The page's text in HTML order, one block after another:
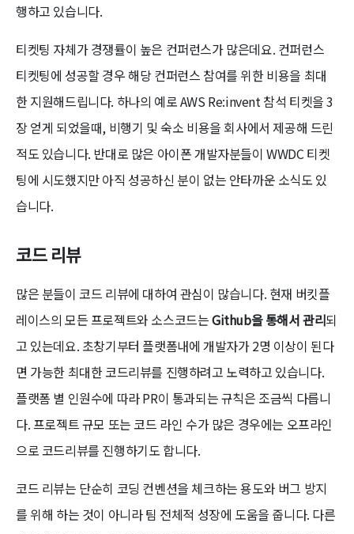
행하고 있습니다.
티켓팅 자체가 경쟁률이 높은 컨퍼런스가 많은데요. 컨퍼런스
티켓팅에 성공할 경우 해당 컨퍼런스 참여를 위한 비용을 최대
한 지원해드립니다. 하나의 예로 AWS Re:invent 참석 티켓을 3
장 얻게 되었을때, 비행기 및 숙소 비용을 회사에서 제공해 드린
적도 있습니다. 반대로 많은 아이폰 개발자분들이 WWDC 티켓
팅에 시도했지만 아직 성공하신 분이 없는 안타까운 소식도 있
습니다.
코드 리뷰
많은 분들이 코드 리뷰에 대하여 관심이 많습니다. 현재 버킷플
레이스의 모든 프로젝트와 소스코드는Github을 통해서 관리되
고 있는데요. 초창기부터 플랫폼내에 개발자가 2명 이상이 된다
면 가능한 최대한 코드리뷰를 진행하려고 노력하고 있습니다.
플랫폼 별 인원수에 따라 PR이 통과되는 규칙은 조금씩 다릅니
다. 프로젝트 규모 또는 코드 라인 수가 많은 경우에는 오프라인
으로 코드리뷰를 진행하기도 합니다.
코드 리뷰는 단순히 코딩 컨벤션을 체크하는 용도와 버그 방지
를 위해 하는 것이 아니라 팀 전체적 성장에 도움을 줍니다. 다른